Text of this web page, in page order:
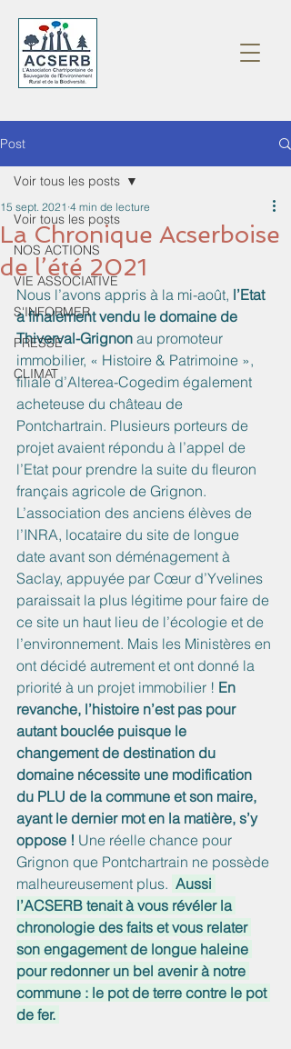
Post
Voir tous les posts
NOS ACTIONS
VIE ASSOCIATIVE
S'INFORMER
PRESSE
CLIMAT
Voir tous les posts
La Chronique Acserboise
de l’été 2021
15 sept. 2021 4 min de lecture
Nous l’avons appris à la mi-août, l’Etat
a finalement vendu le domaine de
Thiverval-Grignon au promoteur
immobilier, « Histoire & Patrimoine »,
filiale d’Alterea-Cogedim également
acheteuse du château de
Pontchartrain. Plusieurs porteurs de
projet avaient répondu à l’appel de
l’Etat pour prendre la suite du fleuron
français agricole de Grignon.
L’association des anciens élèves de
l’INRA, locataire du site de longue
date avant son déménagement à
Saclay, appuyée par Cœur d’Yvelines
paraissait la plus légitime pour faire de
ce site un haut lieu de l’écologie et de
l’environnement. Mais les Ministères en
ont décidé autrement et ont donné la
priorité à un projet immobilier ! En
revanche, l’histoire n’est pas pour
autant bouclée puisque le
changement de destination du
domaine nécessite une modification
du PLU de la commune et son maire,
ayant le dernier mot en la matière, s’y
oppose ! Une réelle chance pour
Grignon que Pontchartrain ne possède
malheureusement plus. Aussi
l’ACSERB tenait à vous révéler la
chronologie des faits et vous relater
son engagement de longue haleine
pour redonner un bel avenir à notre
commune : le pot de terre contre le pot
de fer.